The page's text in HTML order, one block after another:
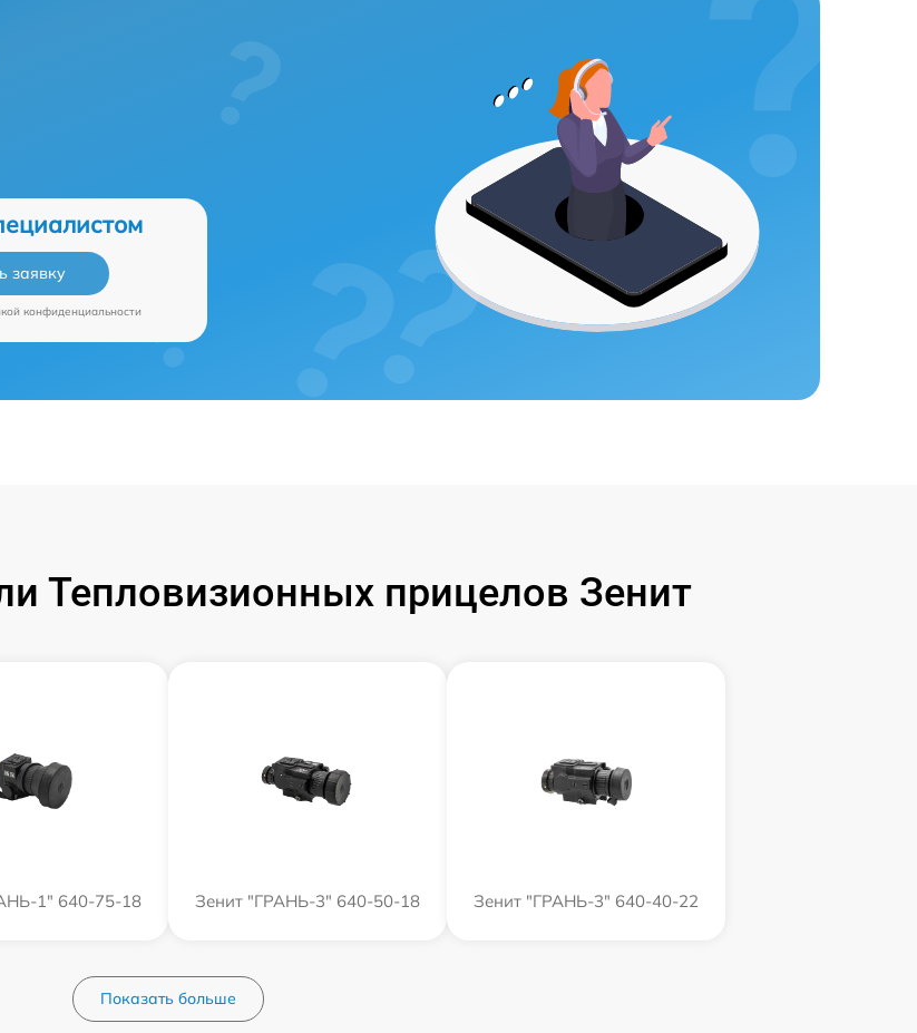
заявку
конфиденциальности
Тепловизионных прицелов Зенит
1" 640-75-18 Зенит "ГРАНЬ-3" 640-50-18 Зенит "ГРАНЬ-3" 640-40-22
Показать больше